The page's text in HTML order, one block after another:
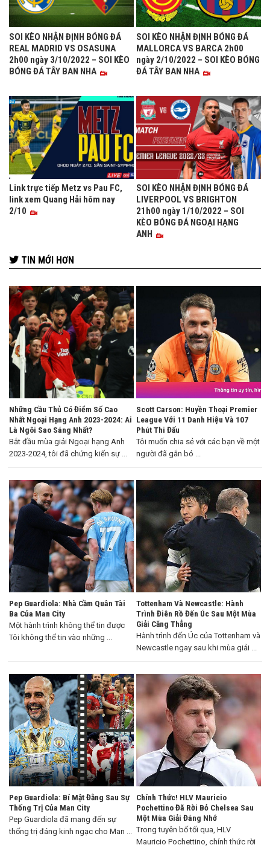
SOI KÈO NHẬN ĐỊNH BÓNG ĐÁ
REAL MADRID VS OSASUNA
2h00 ngày 3/10/2022 – SOI KÈO
BÓNG ĐÁ TÂY BAN NHA
SOI KÈO NHẬN ĐỊNH BÓNG ĐÁ
MALLORCA VS BARCA 2h00
ngày 2/10/2022 – SOI KÈO BÓNG
ĐÁ TÂY BAN NHA
Link trực tiếp Metz vs Pau FC,
link xem Quang Hải hôm nay
2/10
SOI KÈO NHẬN ĐỊNH BÓNG ĐÁ
LIVERPOOL VS BRIGHTON
21h00 ngày 1/10/2022 – SOI
KÈO BÓNG ĐÁ NGOẠI HẠNG
ANH
TIN MỚI HƠN
Những Cầu Thủ Có Điểm Số Cao
Nhất Ngoại Hạng Anh 2023-2024: Ai
Là Ngôi Sao Sáng Nhất?
Bắt đầu mùa giải Ngoại hạng Anh
2023-2024, tôi đã chứng kiến sự ...
Scott Carson: Huyền Thoại Premier
League Với 11 Danh Hiệu Và 107
Phút Thi Đấu
Tôi muốn chia sẻ với các bạn về một
người đã gắn bó ...
Pep Guardiola: Nhà Cầm Quân Tài
Ba Của Man City
Một hành trình không thể tin được
Tôi không thể tin vào những ...
Tottenham Và Newcastle: Hành
Trình Điên Rồ Đến Úc Sau Một Mùa
Giải Căng Thẳng
Hành trình đến Úc của Tottenham và
Newcastle ngay sau khi mùa giải ...
Pep Guardiola: Bí Mật Đằng Sau Sự
Thống Trị Của Man City
Pep Guardiola đã mang đến sự
thống trị đáng kinh ngạc cho Man ...
Chính Thức! HLV Mauricio
Pochettino Đã Rời Bỏ Chelsea Sau
Một Mùa Giải Đáng Nhớ
Trong tuyên bố tối qua, HLV
Mauricio Pochettino, chính thức rời